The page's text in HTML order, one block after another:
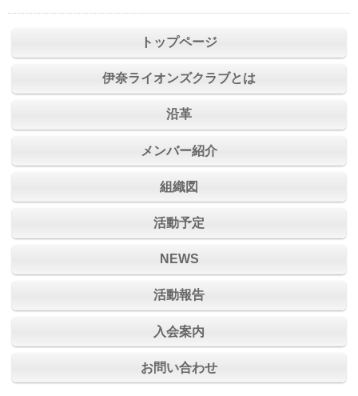
トップページ
伊奈ライオンズクラブとは
沿革
メンバー紹介
組織図
活動予定
NEWS
活動報告
入会案内
お問い合わせ